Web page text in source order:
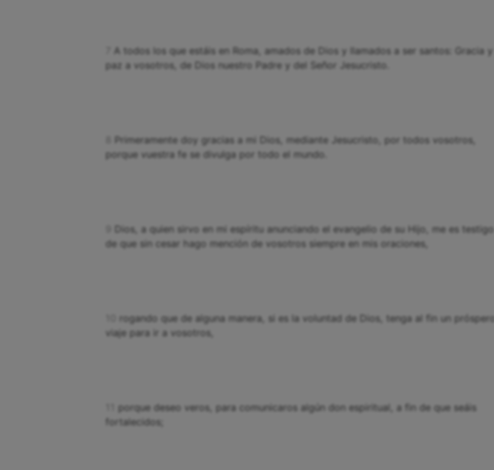
A todos los que estáis en Roma, amados de Dios y llamados a ser santos: Gracia y
paz a vosotros, de Dios nuestro Padre y del Señor Jesucristo.
Primeramente doy gracias a mi Dios, mediante Jesucristo, por todos vosotros,
porque vuestra fe se divulga por todo el mundo.
Dios, a quien sirvo en mi espíritu anunciando el evangelio de su Hijo, me es testigo
de que sin cesar hago mención de vosotros siempre en mis oraciones,
rogando que de alguna manera, si es la voluntad de Dios, tenga al fin un próspero
viaje para ir a vosotros,
porque deseo veros, para comunicaros algún don espiritual, a fin de que seáis
fortalecidos;